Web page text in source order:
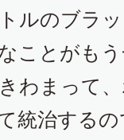
ルのブラ
ことがも
わまって
統治する